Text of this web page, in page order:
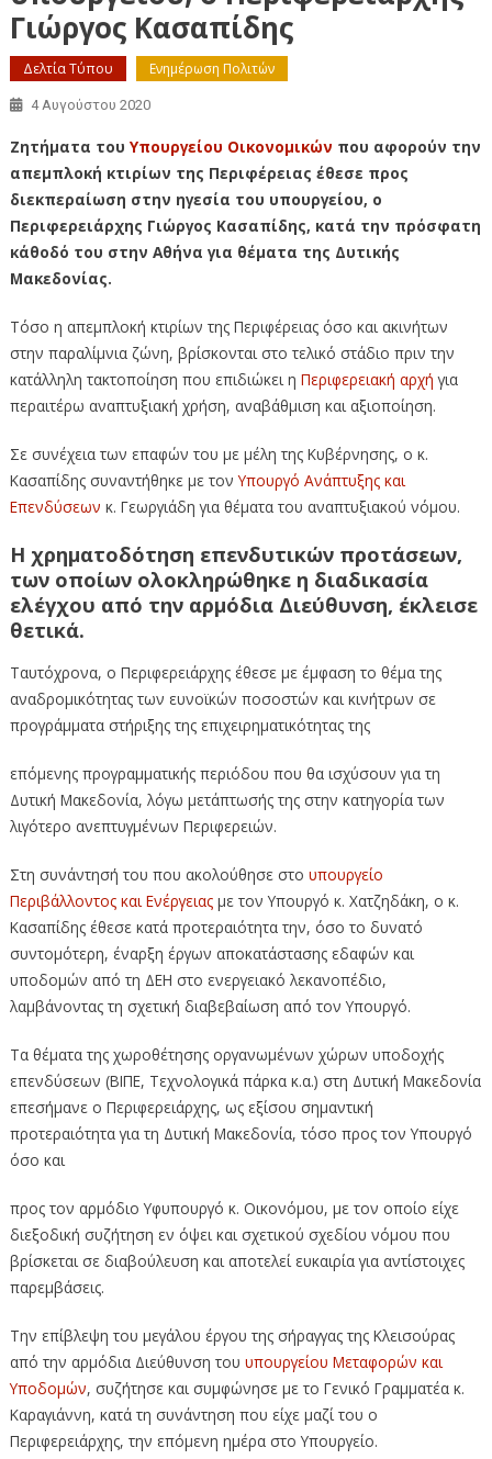
Γιώργος Κασαπίδης
Δελτία Τύπου Ενημέρωση Πολιτών
4 Αυγούστου 2020
Ζητήματα του Υπουργείου Οικονομικών που αφορούν την
απεμπλοκή κτιρίων της Περιφέρειας έθεσε προς
διεκπεραίωση στην ηγεσία του υπουργείου, ο
Περιφερειάρχης Γιώργος Κασαπίδης, κατά την πρόσφατη
κάθοδό του στην Αθήνα για θέματα της Δυτικής
Μακεδονίας.
Τόσο η απεμπλοκή κτιρίων της Περιφέρειας όσο και ακινήτων
στην παραλίμνια ζώνη, βρίσκονται στο τελικό στάδιο πριν την
κατάλληλη τακτοποίηση που επιδιώκει η Περιφερειακή αρχή για
περαιτέρω αναπτυξιακή χρήση, αναβάθμιση και αξιοποίηση.
Σε συνέχεια των επαφών του με μέλη της Κυβέρνησης, ο κ.
Κασαπίδης συναντήθηκε με τονΥπουργό Ανάπτυξης και
Επενδύσεων κ. Γεωργιάδη για θέματα του αναπτυξιακού νόμου.
Η χρηματοδότηση επενδυτικών προτάσεων,
των οποίων ολοκληρώθηκε η διαδικασία
ελέγχου από την αρμόδια Διεύθυνση, έκλεισε
θετικά.
Ταυτόχρονα, ο Περιφερειάρχης έθεσε με έμφαση το θέμα της
αναδρομικότητας των ευνοϊκών ποσοστών και κινήτρων σε
προγράμματα στήριξης της επιχειρηματικότητας της
επόμενης προγραμματικής περιόδου που θα ισχύσουν για τη
Δυτική Μακεδονία, λόγω μετάπτωσής της στην κατηγορία των
λιγότερο ανεπτυγμένων Περιφερειών.
Στη συνάντησή του που ακολούθησε στο υπουργείο
Περιβάλλοντος και Ενέργειαςμε τον Υπουργό κ. Χατζηδάκη, ο κ.
Κασαπίδης έθεσε κατά προτεραιότητα την, όσο το δυνατό
συντομότερη, έναρξη έργων αποκατάστασης εδαφών και
υποδομών από τη ΔΕΗ στο ενεργειακό λεκανοπέδιο,
λαμβάνοντας τη σχετική διαβεβαίωση από τον Υπουργό.
Τα θέματα της χωροθέτησης οργανωμένων χώρων υποδοχής
επενδύσεων (ΒΙΠΕ, Τεχνολογικά πάρκα κ.α.) στη Δυτική Μακεδονία
επεσήμανε ο Περιφερειάρχης, ως εξίσου σημαντική
προτεραιότητα για τη Δυτική Μακεδονία, τόσο προς τον Υπουργό
όσο και
προς τον αρμόδιο Υφυπουργό κ. Οικονόμου, με τον οποίο είχε
διεξοδική συζήτηση εν όψει και σχετικού σχεδίου νόμου που
βρίσκεται σε διαβούλευση και αποτελεί ευκαιρία για αντίστοιχες
παρεμβάσεις.
Την επίβλεψη του μεγάλου έργου της σήραγγας της Κλεισούρας
από την αρμόδια Διεύθυνση του υπουργείου Μεταφορών και
Υποδομών, συζήτησε και συμφώνησε με το Γενικό Γραμματέα κ.
Καραγιάννη, κατά τη συνάντηση που είχε μαζί του ο
Περιφερειάρχης, την επόμενη ημέρα στο Υπουργείο.